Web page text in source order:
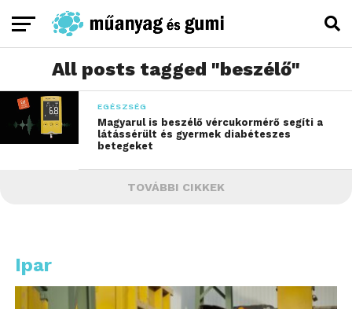
All posts tagged "beszélő"
EGÉSZSÉG
Magyarul is beszélő vércukormérő segíti a
látássérült és gyermek diabéteszes
betegeket
TOVÁBBI CIKKEK
Ipar